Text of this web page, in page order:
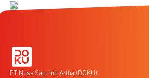
PT Nusa Satu Inti Artha (DOKU)